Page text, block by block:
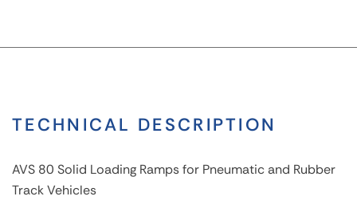
TECHNICAL DESCRIPTION
AVS 80 Solid Loading Ramps for Pneumatic and Rubber
Track Vehicles